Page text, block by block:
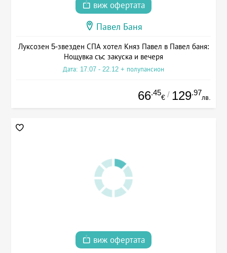
виж офертата
Павел Баня
Луксозен 5-звезден СПА хотел Княз Павел в Павел баня:
Нощувка със закуска и вечеря
Дата: 17.07 - 22.12 + полупансион
66.45
€ / 129.97
лв.
виж офертата